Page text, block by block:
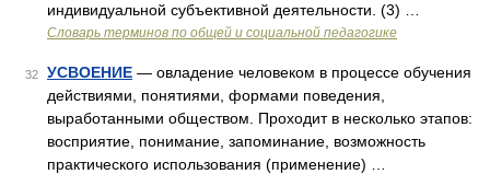
индивидуальной субъективной деятельности. (3) …
Словарь терминов по общей и социальной педагогике
32 УСВОЕНИЕ — овладение человеком в процессе обучения
действиями, понятиями, формами поведения,
выработанными обществом. Проходит в несколько этапов:
восприятие, понимание, запоминание, возможность
практического использования (применение) …